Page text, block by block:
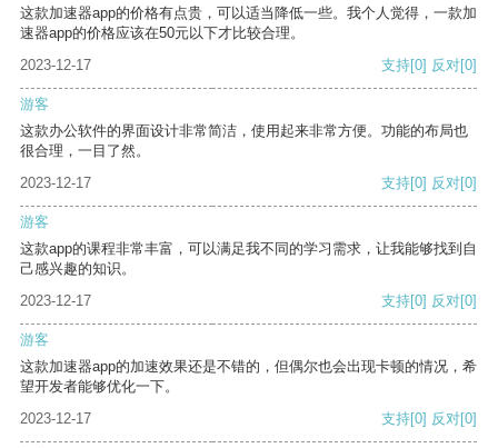
这款加速器app的价格有点贵，可以适当降低一些。我个人觉得，一款加
速器app的价格应该在50元以下才比较合理。
2023-12-17
支持[0] 反对[0]
游客
这款办公软件的界面设计非常简洁，使用起来非常方便。功能的布局也
很合理，一目了然。
2023-12-17
支持[0] 反对[0]
游客
这款app的课程非常丰富，可以满足我不同的学习需求，让我能够找到自
己感兴趣的知识。
2023-12-17
支持[0] 反对[0]
游客
这款加速器app的加速效果还是不错的，但偶尔也会出现卡顿的情况，希
望开发者能够优化一下。
2023-12-17
支持[0] 反对[0]